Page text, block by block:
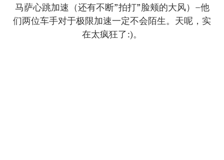
马萨心跳加速（还有不断”拍打”脸颊的大风）–他
们两位车手对于极限加速一定不会陌生。天呢，实
在太疯狂了:)。